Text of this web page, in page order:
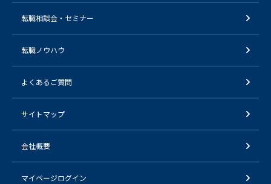
転職相談会・セミナー
転職ノウハウ
よくあるご質問
サイトマップ
会社概要
マイページログイン